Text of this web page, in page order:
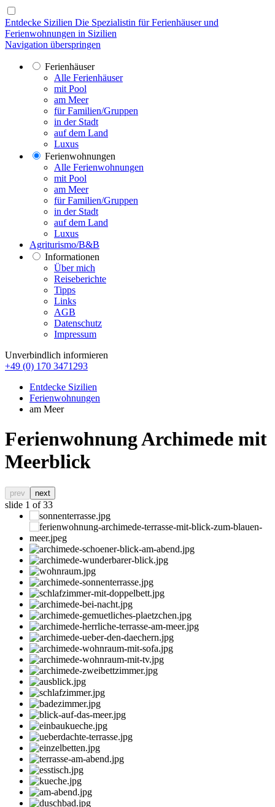
Entdecke Sizilien Die Spezialistin für Ferienhäuser und
Ferienwohnungen in Sizilien
Navigation überspringen
Ferienhäuser
Alle Ferienhäuser
mit Pool
am Meer
für Familien/Gruppen
in der Stadt
auf dem Land
Luxus
Ferienwohnungen
Alle Ferienwohnungen
mit Pool
am Meer
für Familien/Gruppen
in der Stadt
auf dem Land
Luxus
Agriturismo/B&B
Informationen
Über mich
Reiseberichte
Tipps
Links
AGB
Datenschutz
Impressum
Unverbindlich informieren
+49 (0) 170 3471293
Entdecke Sizilien
Ferienwohnungen
am Meer
Ferienwohnung Archimede mit
Meerblick
prev next
slide 1 of 33